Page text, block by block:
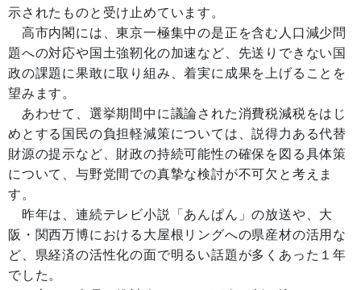
示されたものと受け止めています。
高市内閣には、東京一極集中の是正を含む人口減少問
題への対応や国土強靭化の加速など、先送りできない国
政の課題に果敢に取り組み、着実に成果を上げることを
望みます。
あわせて、選挙期間中に議論された消費税減税をはじ
めとする国民の負担軽減策については、説得力ある代替
財源の提示など、財政の持続可能性の確保を図る具体策
について、与野党間での真摯な検討が不可欠と考えま
す。
昨年は、連続テレビ小説「あんぱん」の放送や、大
阪・関西万博における大屋根リングへの県産材の活用な
ど、県経済の活性化の面で明るい話題が多くあった１年
でした。